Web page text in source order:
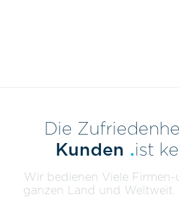
Die
Kunden .ist
Wir bedienen Viele
ganzen Land und Weltweit.